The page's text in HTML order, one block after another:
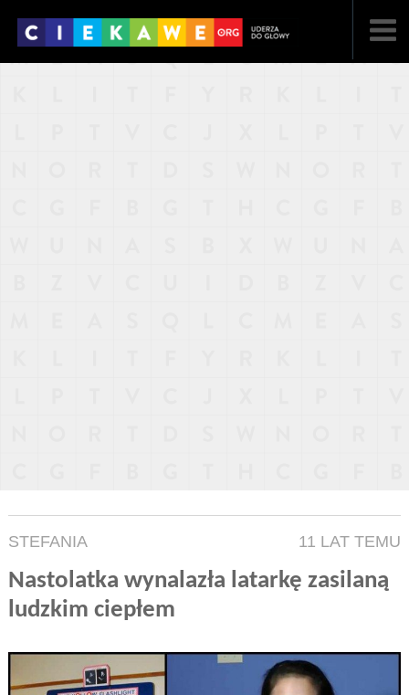
STEFANIA 11 LAT TEMU
Nastolatka wynalazła latarkę zasilaną
ludzkim ciepłem